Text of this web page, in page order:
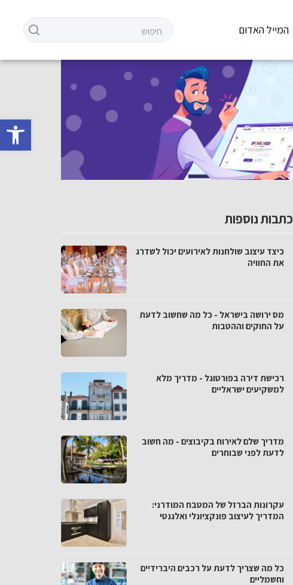
פתח
המייל האדום
כתבות נוספות
כיצד עיצוב שולחנות לאירועים יכול לשדרג
את החוויה
מס ירושה בישראל - כל מה שחשוב לדעת
על החוקים וההטבות
רכישת דירה בפורטוגל - מדריך מלא
למשקיעים ישראליים
מדריך שלם לאירוח בקיבוצים - מה חשוב
לדעת לפני שבוחרים
עקרונות הברזל של המטבח המודרני:
המדריך לעיצוב פונקציונלי ואלגנטי
כל מה שצריך לדעת על רכבים היברידיים
וחשמליים